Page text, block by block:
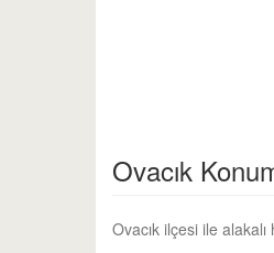
Ovacık
Ovacık ilçesi ile